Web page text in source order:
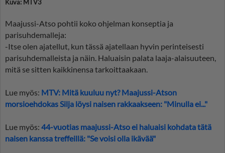
Kuva: MTV3
Maajussi-Atso pohtii koko ohjelman konseptia ja
parisuhdemalleja:
-Itse olen ajatellut, kun tässä ajatellaan hyvin perinteisesti
parisuhdemalleista ja näin. Haluaisin palata laaja-alaisuuteen,
mitä se sitten kaikkinensa tarkoittaakaan.
Lue myös: MTV: Mitä kuuluu nyt? Maajussi-Atson
morsioehdokas Silja löysi naisen rakkaakseen: "Minulla ei..."
Lue myös: 44-vuotias maajussi-Atso ei haluaisi kohdata tätä
naisen kanssa treffeillä: "Se voisi olla ikävää"